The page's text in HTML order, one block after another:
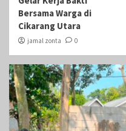
Bersama Warga di
Cikarang Utara
jamal zonta 0